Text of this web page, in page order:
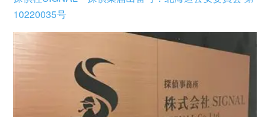
10220035号